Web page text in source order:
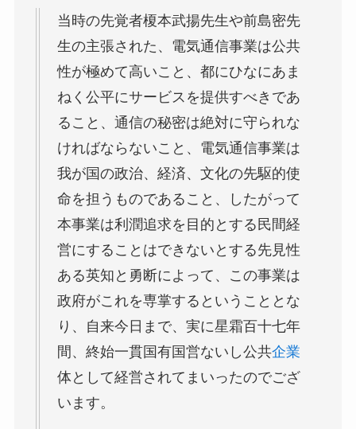
当時の先覚者榎本武揚先生や前島密先
生の主張された、電気通信事業は公共
性が極めて高いこと、都にひなにあま
ねく公平にサービスを提供すべきであ
ること、通信の秘密は絶対に守られな
ければならないこと、電気通信事業は
我が国の政治、経済、文化の先駆的使
命を担うものであること、したがって
本事業は利潤追求を目的とする民間経
営にすることはできないとする先見性
ある英知と勇断によって、この事業は
政府がこれを専掌するということとな
り、自来今日まで、実に星霜百十七年
間、終始一貫国有国営ないし公共企業
体として経営されてまいったのでござ
います。